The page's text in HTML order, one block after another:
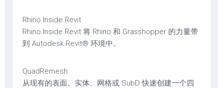
Rhino.Inside.Revit
Rhino.Inside.Revit 将 Rhino 和 Grasshopper 的力量带
到 Autodesk Revit® 环境中。
QuadRemesh
从现有的表面、实体、网格或 SubD 快速创建一个四